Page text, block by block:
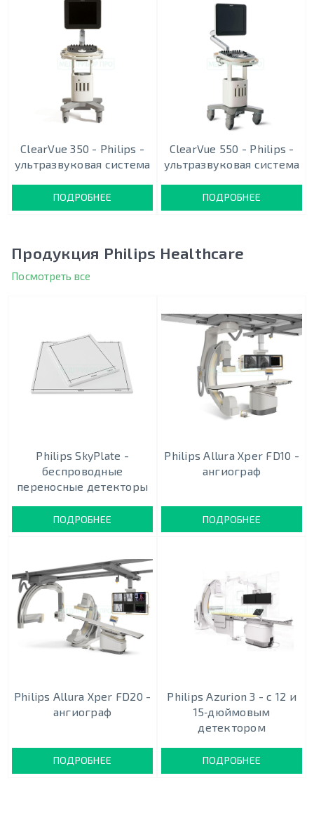
ClearVue 350 - Philips -
ультразвуковая система
ПОДРОБНЕЕ
ClearVue 550 - Philips -
ультразвуковая система
ПОДРОБНЕЕ
Продукция Philips Healthcare
Посмотреть все
Philips SkyPlate -
беспроводные
переносные детекторы
ПОДРОБНЕЕ
Philips Allura Xper FD10 -
ангиограф
ПОДРОБНЕЕ
Philips Allura Xper FD20 -
ангиограф
ПОДРОБНЕЕ
Philips Azurion 3 - c 12 и
15‑дюймовым
детектором
ПОДРОБНЕЕ